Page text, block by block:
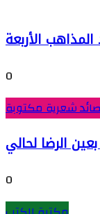
الأربعة
0
شعرية مكتوبة
الرضا لحالي
0